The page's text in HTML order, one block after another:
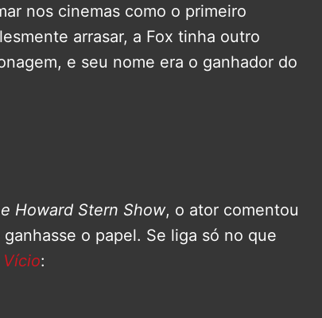
nos cinemas como o primeiro
arrasar, a Fox tinha outro
e seu nome era o ganhador do
Howard Stern Show, o ator comentou
o papel. Se liga só no que
Vício: